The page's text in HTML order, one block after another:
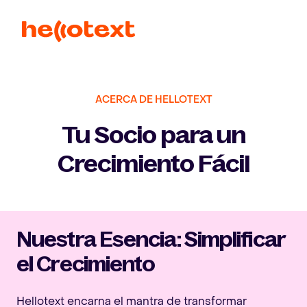
ACERCA DE HELLOTEXT
Tu Socio para un
Crecimiento Fácil
Nuestra Esencia: Simplificar
el Crecimiento
Hellotext encarna el mantra de transformar